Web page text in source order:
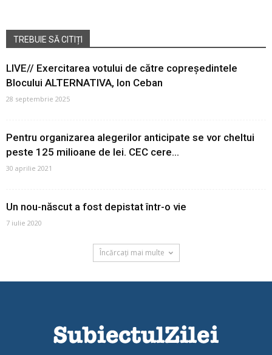
TREBUIE SĂ CITIȚI
LIVE// Exercitarea votului de către copreședintele
Blocului ALTERNATIVA, Ion Ceban
28 septembrie 2025
Pentru organizarea alegerilor anticipate se vor cheltui
peste 125 milioane de lei. CEC cere...
30 aprilie 2021
Un nou-născut a fost depistat într-o vie
7 iulie 2020
Încărcați mai multe